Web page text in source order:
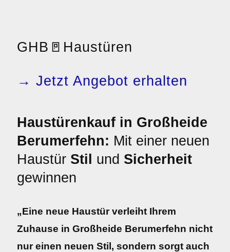
GHB 🚪 Haustüren
→ Jetzt Angebot erhalten
Haustürenkauf in Großheide
Berumerfehn: Mit einer neuen
Haustür Stil und Sicherheit
gewinnen
„Eine neue Haustür verleiht Ihrem
Zuhause in Großheide Berumerfehn nicht
nur einen neuen Stil, sondern sorgt auch